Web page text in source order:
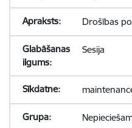
Drošības
Sesija